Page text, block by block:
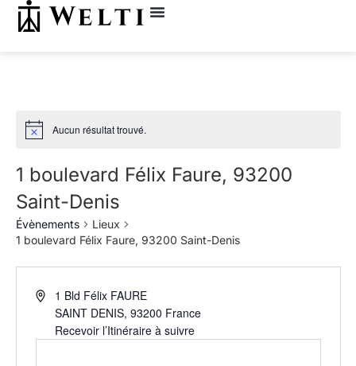
Aucun résultat trouvé.
1 boulevard Félix Faure, 93200
Saint-Denis
Évènements
Lieux
1 boulevard Félix Faure, 93200 Saint-Denis
1 Bld Félix FAURE
SAINT DENIS, 93200 France
Recevoir l’Itinéraire à suivre